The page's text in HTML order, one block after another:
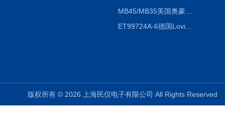
MB45/MB35美国奥豪斯OHAUS MB45/MB35卤素红外水分测定仪
ET99724A-6德国Lovibond ET99724A-6微电脑BOD测定仪
版权所有 © 2026 上海民仪电子有限公司 All Rights